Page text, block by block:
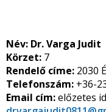
Név: Dr. Varga Judit
Körzet: 7
Rendelő címe: 2030
Telefonszám: +36-
Email cím:előzetes